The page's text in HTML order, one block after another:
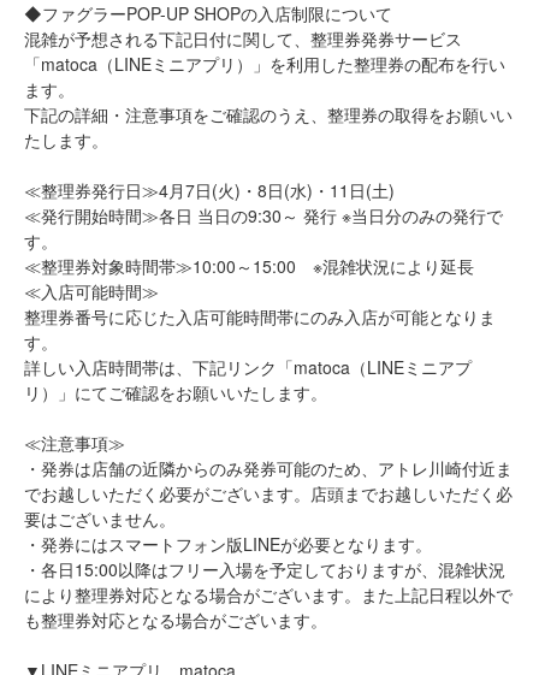
◆ファグラーPOP-UP SHOPの入店制限について
混雑が予想される下記日付に関して、整理券発券サービス
「matoca（LINEミニアプリ）」を利用した整理券の配布を行い
ます。
下記の詳細・注意事項をご確認のうえ、整理券の取得をお願いい
たします。
≪整理券発行日≫4月7日(火)・8日(水)・11日(土)
≪発行開始時間≫各日 当日の9:30～ 発行 ※当日分のみの発行で
す。
≪整理券対象時間帯≫10:00～15:00 ※混雑状況により延長
≪入店可能時間≫
整理券番号に応じた入店可能時間帯にのみ入店が可能となりま
す。
詳しい入店時間帯は、下記リンク「matoca（LINEミニアプ
リ）」にてご確認をお願いいたします。
≪注意事項≫
・発券は店舗の近隣からのみ発券可能のため、アトレ川崎付近ま
でお越しいただく必要がございます。店頭までお越しいただく必
要はございません。
・発券にはスマートフォン版LINEが必要となります。
・各日15:00以降はフリー入場を予定しておりますが、混雑状況
により整理券対応となる場合がございます。また上記日程以外で
も整理券対応となる場合がございます。
▼LINEミニアプリ matoca